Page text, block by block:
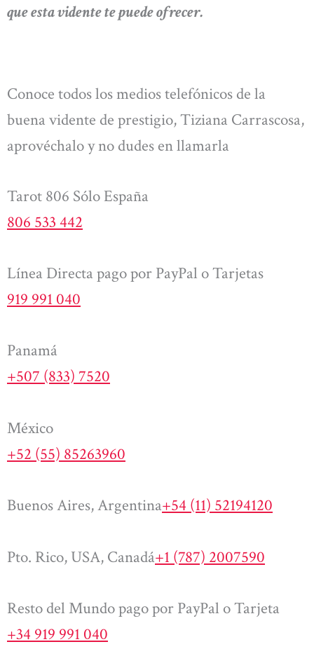
que esta vidente te puede ofrecer.
Conoce todos los medios telefónicos de la
buena vidente de prestigio, Tiziana Carrascosa,
aprovéchalo y no dudes en llamarla
Tarot 806 Sólo España
806 533 442
Línea Directa pago por PayPal o Tarjetas
919 991 040
Panamá
+507 (833) 7520
México
+52 (55) 85263960
Buenos Aires, Argentina+54 (11) 52194120
Pto. Rico, USA, Canadá+1 (787) 2007590
Resto del Mundo pago por PayPal o Tarjeta
+34 919 991 040